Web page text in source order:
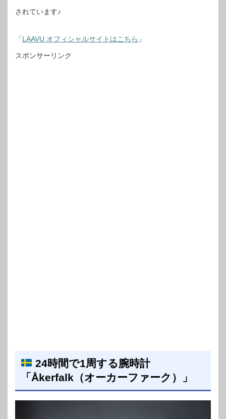
されています♪
「LAAVU オフィシャルサイトはこちら 」
スポンサーリンク
24時間で1周する腕時計
「Åkerfalk（オーカーファーク）」